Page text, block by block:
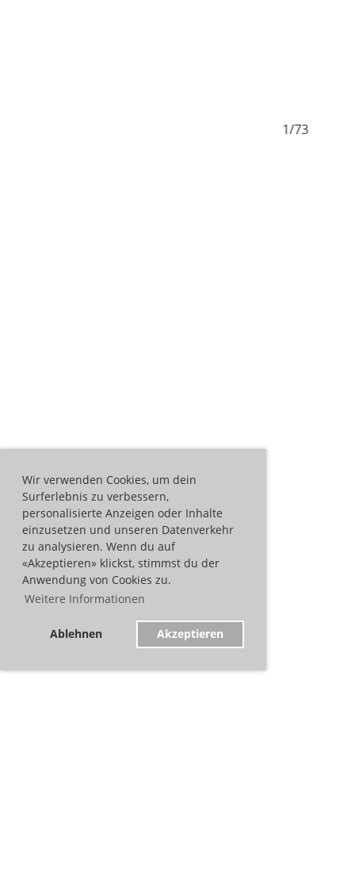
Wir verwenden Cookies, um dein
Surferlebnis zu verbessern,
personalisierte Anzeigen oder Inhalte
einzusetzen und unseren Datenverkehr
zu analysieren. Wenn du auf
«Akzeptieren» klickst, stimmst du der
Anwendung von Cookies zu.
Weitere Informationen
Ablehnen Akzeptieren